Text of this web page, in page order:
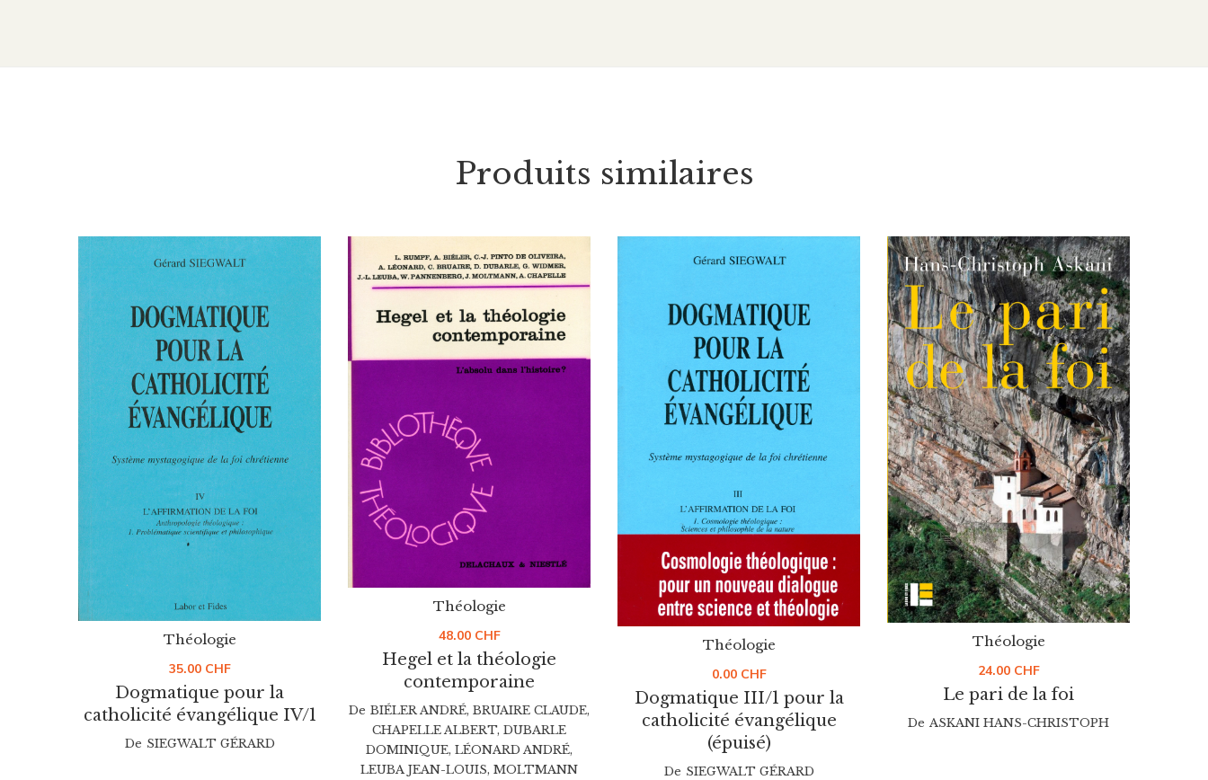
Produits similaires
Dogmatique pour la
catholicité évangélique IV/1
Théologie
35.00 CHF
De SIEGWALT GÉRARD
Hegel et la théologie
contemporaine
Théologie
48.00 CHF
De BIÉLER ANDRÉ, BRUAIRE CLAUDE,
CHAPELLE ALBERT, DUBARLE
DOMINIQUE, LÉONARD ANDRÉ,
LEUBA JEAN-LOUIS, MOLTMANN
Dogmatique III/1 pour la
catholicité évangélique
(épuisé)
Théologie
0.00 CHF
De SIEGWALT GÉRARD
Le pari de la foi
Théologie
24.00 CHF
De ASKANI HANS-CHRISTOPH